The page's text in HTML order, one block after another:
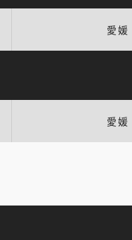
愛媛
愛媛